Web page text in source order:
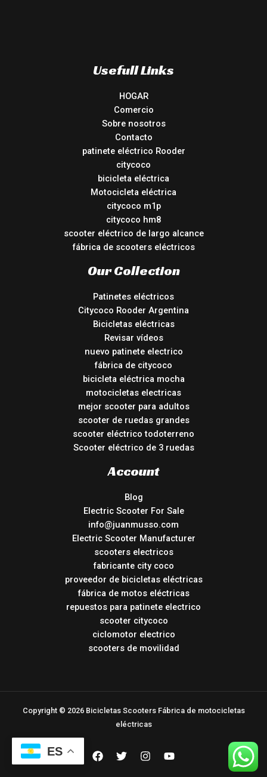
Usefull Links
HOGAR
Comercio
Sobre nosotros
Contacto
patinete eléctrico Rooder
citycoco
bicicleta eléctrica
Motocicleta eléctrica
citycoco m1p
citycoco hm8
scooter eléctrico de largo alcance
fábrica de scooters eléctricos
Our Collection
Patinetes eléctricos
Citycoco Rooder Argentina
Bicicletas eléctricas
Revisar vídeos
nuevo patinete electrico
fábrica de citycoco
bicicleta eléctrica mocha
motocicletas electricas
mejor scooter para adultos
scooter de ruedas grandes
scooter eléctrico todoterreno
Scooter eléctrico de 3 ruedas
Account
Blog
Electric Scooter For Sale
info@juanmusso.com
Electric Scooter Manufacturer
scooters electricos
fabricante city coco
proveedor de bicicletas eléctricas
fábrica de motos eléctricas
repuestos para patinete electrico
scooter citycoco
ciclomotor electrico
scooters de movilidad
Copyright © 2026 Bicicletas Scooters Fábrica de motocicletas
eléctricas
ES